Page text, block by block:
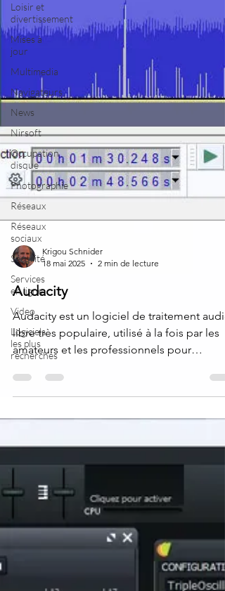
Loisir et
divertissement
Mises à
jour
Multimedia
Navigateurs
News
Nirsoft
Occupation
disque
Photographie
Réseaux
Réseaux
sociaux
Sécurité
Services
en ligne
Video
Logiciels
les plus
recherchés
18 mai 2025
Audacity
Audacity est un logiciel de traitement audio
libre très populaire, utilisé à la fois par les